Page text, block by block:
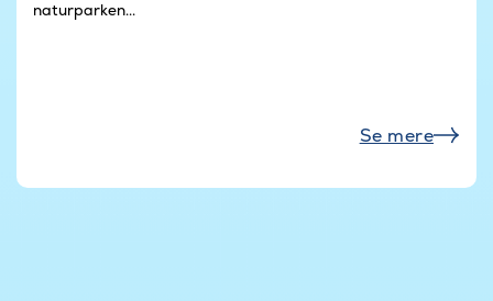
naturparken...
Se mere